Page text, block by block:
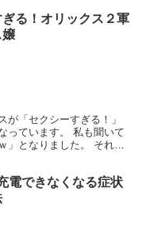
る！オリックス２軍
嬢
が「セクシーすぎる！」
っています。 私も聞いて
」となりました。 それで
電できなくなる症状